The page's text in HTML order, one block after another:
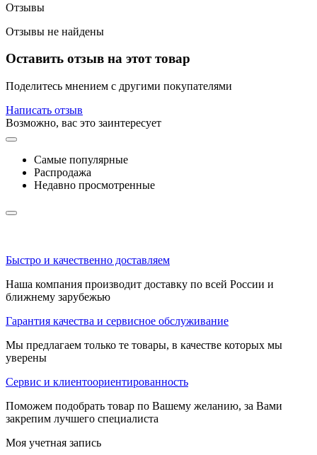
Отзывы
Отзывы не найдены
Оставить отзыв на этот товар
Поделитесь мнением с другими покупателями
Написать отзыв
Возможно, вас это заинтересует
Самые популярные
Распродажа
Недавно просмотренные
Быстро и качественно доставляем
Наша компания производит доставку по всей России и
ближнему зарубежью
Гарантия качества и сервисное обслуживание
Мы предлагаем только те товары, в качестве которых мы
уверены
Сервис и клиентоориентированность
Поможем подобрать товар по Вашему желанию, за Вами
закрепим лучшего специалиста
Моя учетная запись